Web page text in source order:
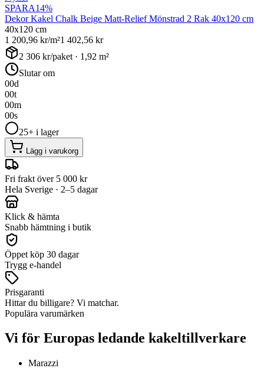
SPARA14%
Dekor Kakel Chalk Beige Matt-Relief Mönstrad 2 Rak 40x120 cm
40x120 cm
1 200,96 kr/m²1 402,56 kr
2 306 kr/paket · 1,92 m²
Slutar om
00d
00t
00m
00s
25+ i lager
Lägg i varukorg
Fri frakt över 5 000 kr
Hela Sverige · 2–5 dagar
Klick & hämta
Snabb hämtning i butik
Öppet köp 30 dagar
Trygg e-handel
Prisgaranti
Hittar du billigare? Vi matchar.
Populära varumärken
Vi för Europas ledande kakeltillverkare
Marazzi